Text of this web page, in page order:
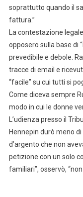
soprattutto quando il
fattura.”
La contestazione
opposero sulla base di
prevedibile e debole.
tracce di email e
“facile” su cui tutti si
Come diceva sempre
modo in cui le donne
L’udienza presso il
Hennepin durò meno di
d’argento che non
petizione con un solo
familiari”, osservò,